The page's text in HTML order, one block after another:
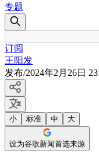
专题
订阅
王阳发
发布/2024年2月26日
小 标准 中 大
设为谷歌新闻首选来源